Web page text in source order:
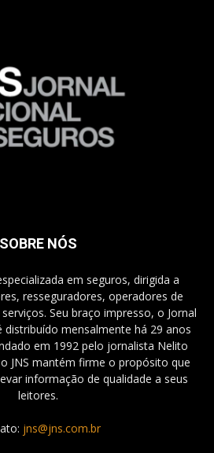
SOBRE NÓS
em seguros, dirigida a
resseguradores, operadores de
Seu braço impresso, o Jornal
distribuído mensalmente há 29 anos
em 1992 pelo jornalista Nelito
JNS mantém firme o propósito que
informação de qualidade a seus
leitores.
jns@jns.com.br